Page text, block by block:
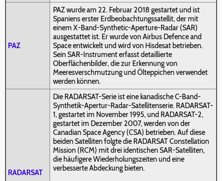
PAZ
PAZ wurde am 22. Februar 2018 gestartet und ist
Spaniens erster Erdbeobachtungssatellit, der mit
einem X-Band-Synthetic-Aperture-Radar (SAR)
ausgestattet ist. Er wurde von Airbus Defence and
Space entwickelt und wird von Hisdesat betrieben.
Sein SAR-Instrument erfasst detaillierte
Oberflächenbilder, die zur Erkennung von
Meeresverschmutzung und Ölteppichen verwendet
werden können.
RADARSAT
Die RADARSAT-Serie ist eine kanadische C-Band-
Synthetik-Apertur-Radar-Satellitenserie. RADARSAT-
1, gestartet im November 1995, und RADARSAT-2,
gestartet im Dezember 2007, werden von der
Canadian Space Agency (CSA) betrieben. Auf diese
beiden Satelliten folgte die RADARSAT Constellation
Mission (RCM) mit drei identischen SAR-Satelliten,
die häufigere Wiederholungszeiten und eine
verbesserte Abdeckung bieten.